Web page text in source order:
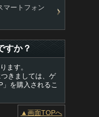
マートフォン
すか？
ます。
きましては、ゲ
を購入されるこ
▲画面TOPへ